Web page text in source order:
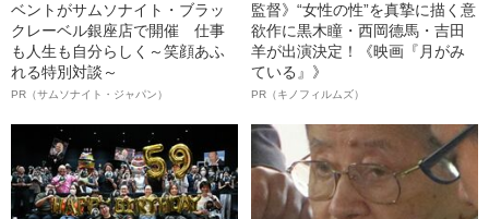
ベントがサムソナイト・ブラッ
クレーベル銀座店で開催 仕事
も人生も自分らしく～笑顔あふ
れる特別対談～
PR（サムソナイト・ジャパン）
監督》“女性の性”を真摯に描く意
欲作に黒木瞳・西岡德馬・吉田
羊が出演決定！《映画『月がみ
ている』》
PR（キノフィルムズ）